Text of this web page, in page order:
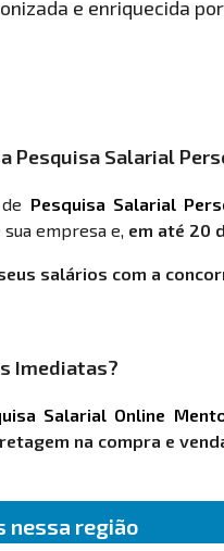
e enriquecida
Pesquisa Salarial
Pesquisa Salarial
sua empresa e, em até 20
salários com a
Imediatas?
Salarial Online
na compra e
nessa região